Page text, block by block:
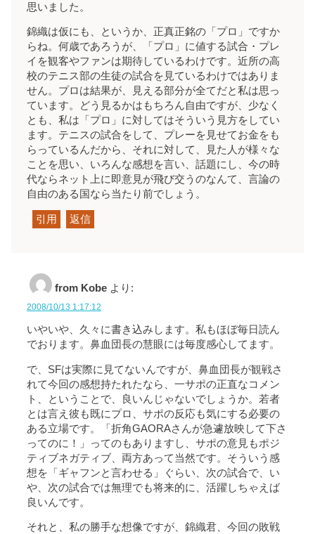
思いました。
錦織は仮にも、というか、正真正銘の「プロ」ですか
らね。何歳であろうが、「プロ」に値する試合・プレ
イを観客やファンは期待しているわけです。近所の高
校のテニス部の生徒の試合を見ているわけではありま
せん。プロは結果が、見える部分が全てだと私は思っ
ています。どう見るかはもちろん自由ですが、少なく
とも、私は「プロ」に対してはそういう見方をしてい
ます。テニスの試合をして、プレーを見せてお金をも
らっているんだから、それに対して、見た人が様々な
ことを思い、いろんな感想を言い、話題にし、今の時
代ならネット上に即意見が飛び交うのなんて、言論の
自由のある国なら当たり前でしょう。
引用 返信
from Kobe より:
2008/10/13 1:17:12
いやいや、久々に書き込みします。私もほぼ毎日読ん
でおります。鼻血団長の慧眼には毎度感心してます。
で、SFは実際に見てないんですが、鼻血団長が観戦さ
れて今回の感想持たれたなら、一サポの正直なコメン
ト、ということで、良いんじゃないでしょうか。若者
とは言え彼も既にプロ、サポの反応も気にする必要の
ある立場です。「折角GAORAさんが急遽放映して下さ
ってのに！」ってのもありますし、サポの意見もポジ
ティブネガティブ、両方あって当然です。そういう感
想を「ギャフンと言わせる」ぐらい、次の試合で、い
や、次の試合では無理でも将来的に、活躍しちゃえば
良いんです。
それと、私の勝手な想像ですが、錦織君、今回の敗戦